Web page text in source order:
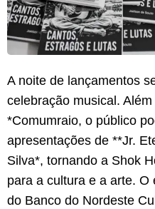
A noite de lançamentos
celebração musical.
*Comumraio, o público
apresentações de **Jr.
Silva*, tornando a Shok
para a cultura e a arte.
do Banco do Nordeste